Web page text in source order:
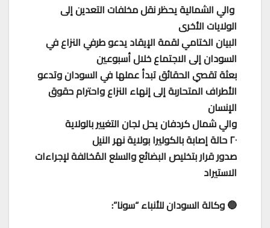
والي الشمالية يحظر نقل مخلفات التعدين إلى
الولايات الأخرى
البيان الختامي لقمة الإيقاد يدعو طرفي النزاع في
السودان إلى الاجتماع خلال أسبوعين
بعثة تقصي الحقائق تبدأ عملها في السودان وتدعو
الأطراف المتحاربة إلى إنهاء النزاع واحترام حقوق
الإنسان
والي شمال كردفان يحل لجان التغيير بالولاية
٢٠ حالة إصابة بالكوليرا بولاية نهر النيل
صدور قرار بتخليص البضائع والسلع المُخالفة لإجراءات
الاستيراد
🔵 وكالة السودان للأنباء “سونا”: